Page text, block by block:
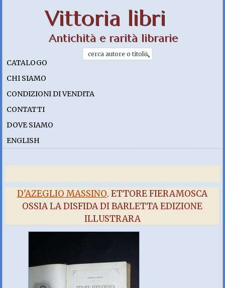
Vittoria libri
Antichità e rarità librarie
CATALOGO
CHI SIAMO
CONDIZIONI DI VENDITA
CONTATTI
DOVE SIAMO
ENGLISH
D'AZEGLIO MASSINO. ETTORE FIERAMOSCA
OSSIA LA DISFIDA DI BARLETTA EDIZIONE
ILLUSTRARA